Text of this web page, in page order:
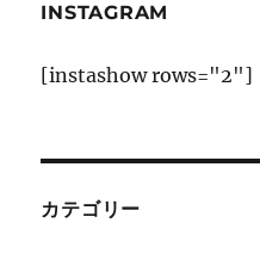
INSTAGRAM
[instashow rows="2"]
カテゴリー